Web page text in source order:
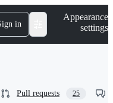
in
Appearance
settings
Pull requests 25